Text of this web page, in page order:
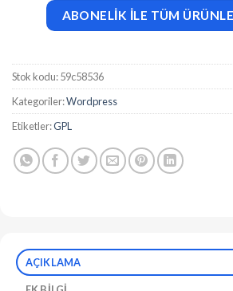
ABONELİK İLE TÜM
Stok kodu:59c58536
Kategoriler:Wordpress
Etiketler:GPL
AÇIKLAMA